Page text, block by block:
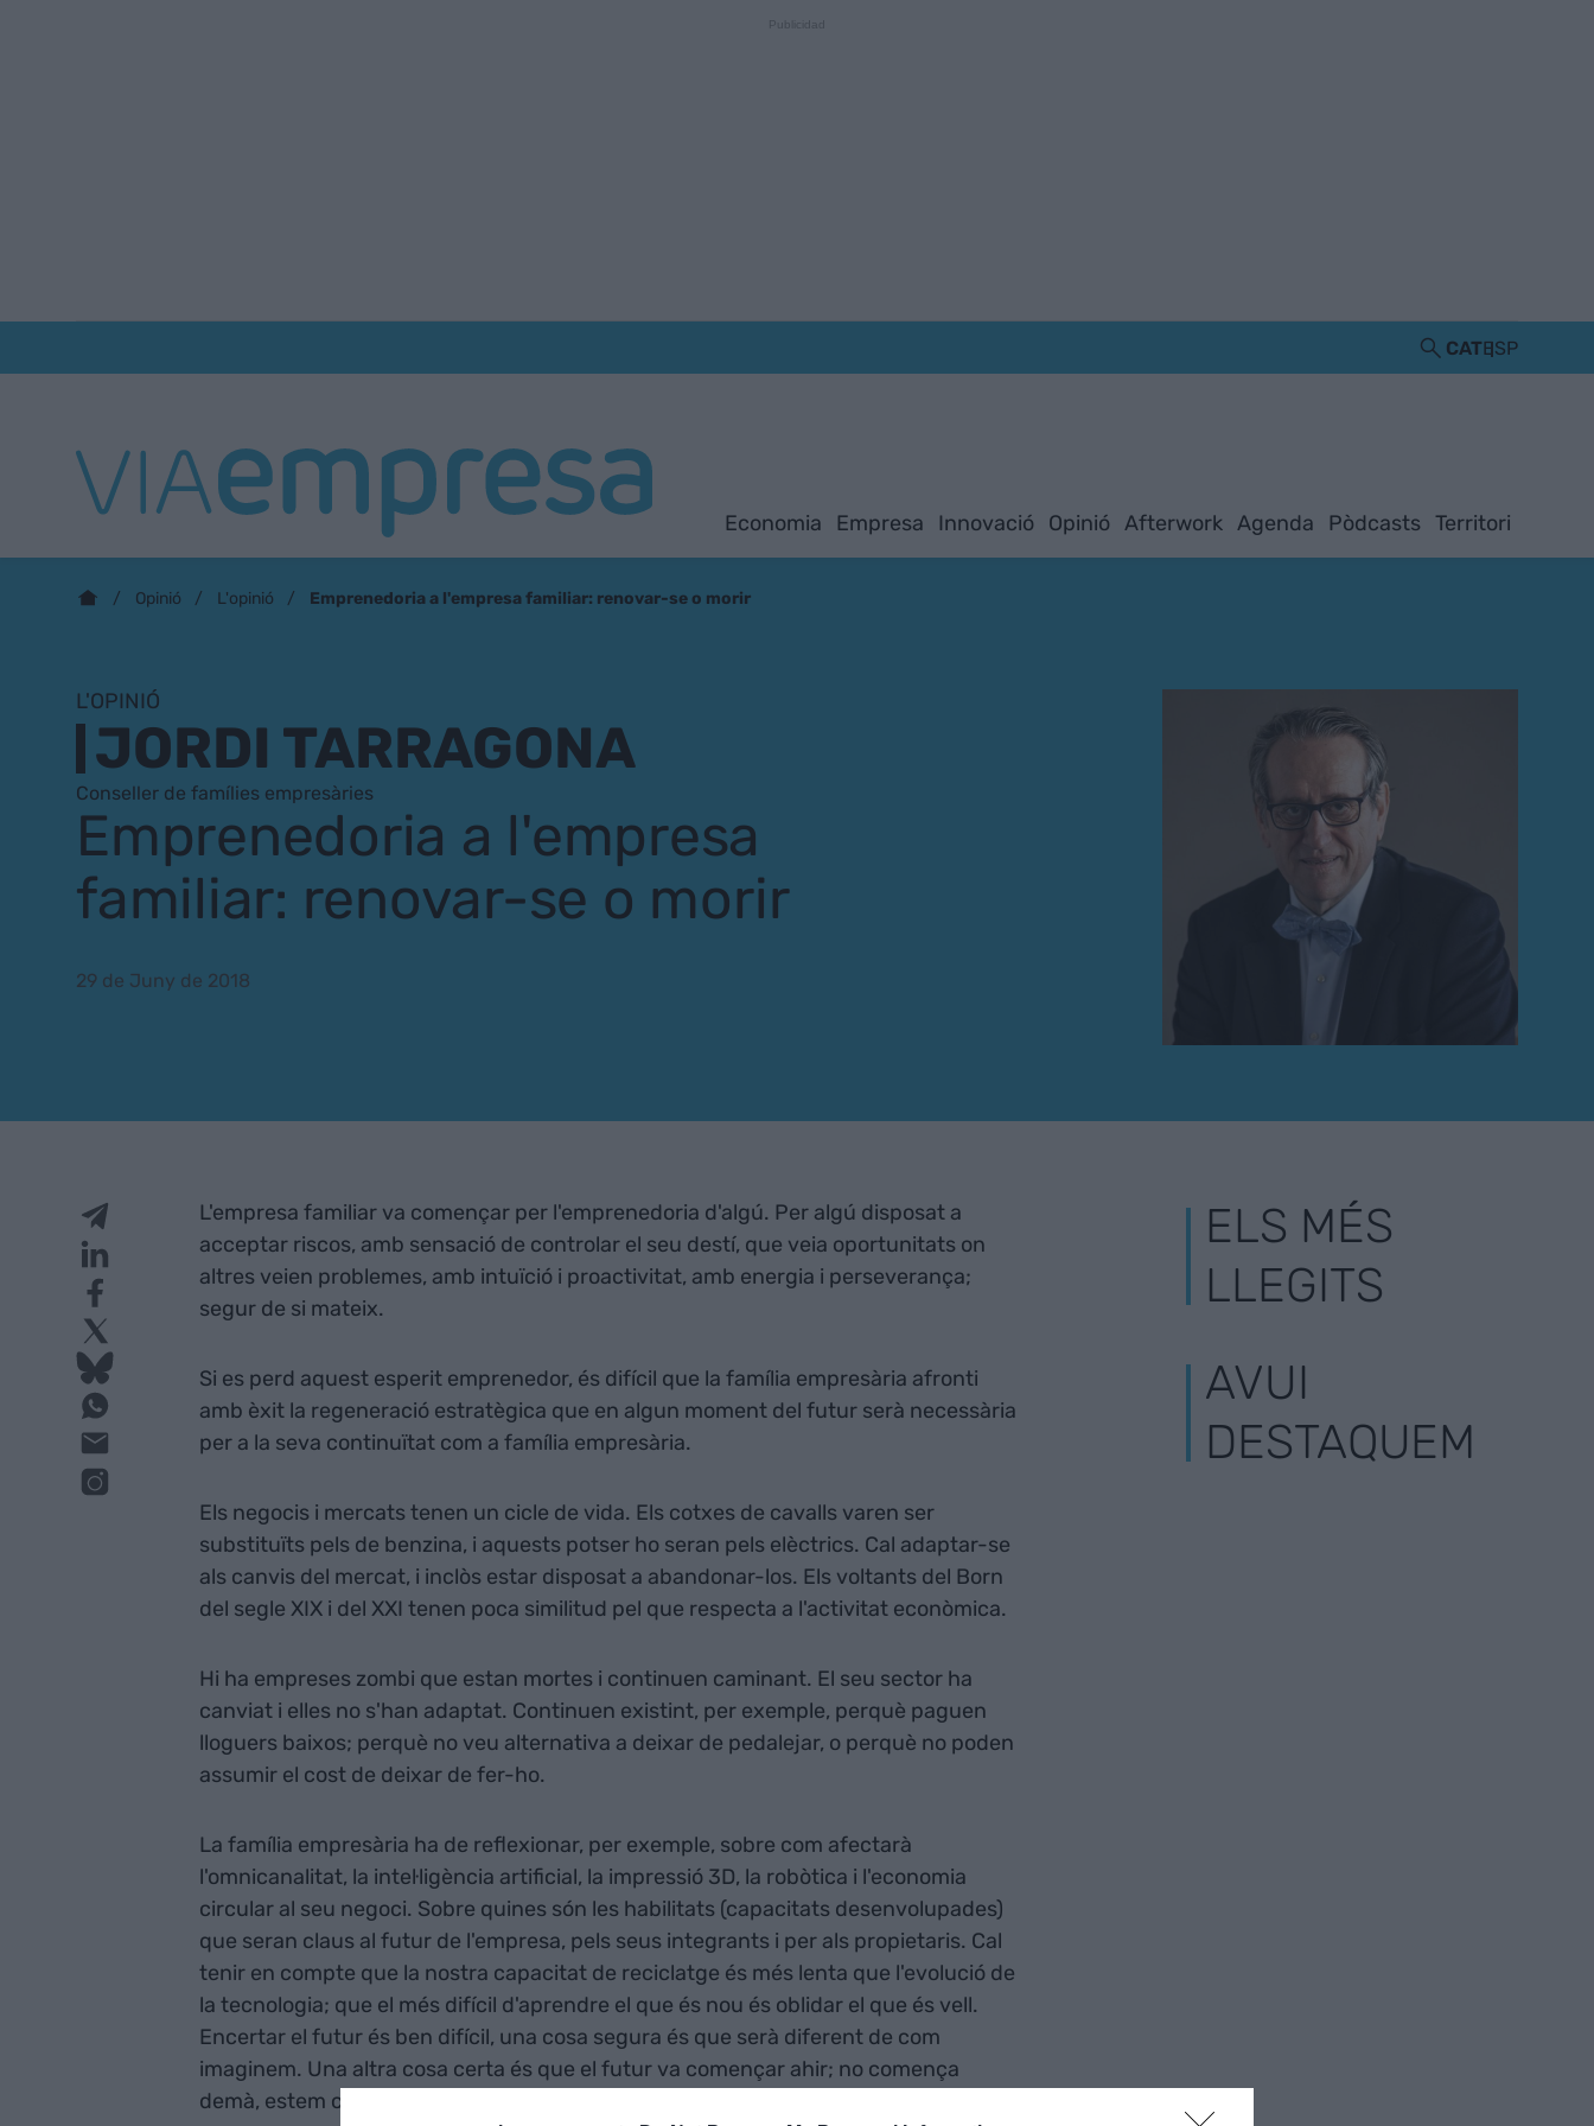
CATESP
Economia Empresa Innovació Opinió Afterwork Agenda Pòdcasts Territori
Opinió L'opinió Emprenedoria a l'empresa familiar: renovar-se o morir
L'OPINIÓ
JORDI TARRAGONA
Conseller de famílies empresàries
Emprenedoria a l'empresa
familiar: renovar-se o morir
29 de Juny de 2018
L'empresa familiar va començar per l'emprenedoria d'algú. Per algú disposat a
acceptar riscos, amb sensació de controlar el seu destí, que veia oportunitats on
altres veien problemes, amb intuïció i proactivitat, amb energia i perseverança;
segur de si mateix.
Si es perd aquest esperit emprenedor, és difícil que la família empresària afronti
amb èxit la regeneració estratègica que en algun moment del futur serà necessària
per a la seva continuïtat com a família empresària.
Els negocis i mercats tenen un cicle de vida. Els cotxes de cavalls varen ser
substituïts pels de benzina, i aquests potser ho seran pels elèctrics. Cal adaptar-se
als canvis del mercat, i inclòs estar disposat a abandonar-los. Els voltants del Born
del segle XIX i del XXI tenen poca similitud pel que respecta a l'activitat econòmica.
Hi ha empreses zombi que estan mortes i continuen caminant. El seu sector ha
canviat i elles no s'han adaptat. Continuen existint, per exemple, perquè paguen
lloguers baixos; perquè no veu alternativa a deixar de pedalejar, o perquè no poden
assumir el cost de deixar de fer-ho.
La família empresària ha de reflexionar, per exemple, sobre com afectarà
l'omnicanalitat, la intel·ligència artificial, la impressió 3D, la robòtica i l'economia
circular al seu negoci. Sobre quines són les habilitats (capacitats desenvolupades)
que seran claus al futur de l'empresa, pels seus integrants i per als propietaris. Cal
tenir en compte que la nostra capacitat de reciclatge és més lenta que l'evolució de
la tecnologia; que el més difícil d'aprendre el que és nou és oblidar el que és vell.
Encertar el futur és ben difícil, una cosa segura és que serà diferent de com
imaginem. Una altra cosa certa és que el futur va començar ahir; no comença
demà, estem construint avui.
ELS MÉS
LLEGITS
AVUI
DESTAQUEM